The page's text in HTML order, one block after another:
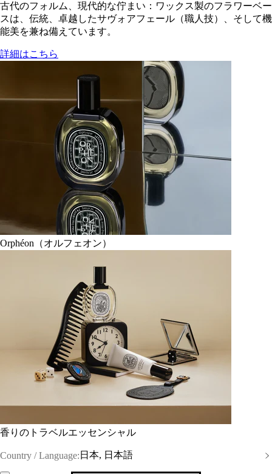
古代のフォルム、現代的な佇まい：ワックス製のフラワーベー
スは、伝統、卓越したサヴォアフェール（職人技）、そして機
能美を兼ね備えています。
詳細はこちら
Orphéon（オルフェオン）
香りのトラベルエッセンシャル
Country / Language: 日本, 日本語